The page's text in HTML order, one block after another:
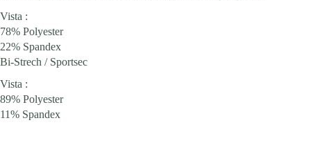
Vista :
78% Polyester
22% Spandex
Bi-Strech / Sportsec
Vista :
89% Polyester
11% Spandex